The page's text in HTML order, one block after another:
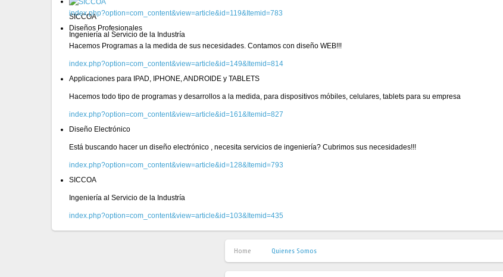
SICCOA
Ingeniería al Servicio de la Industría
index.php?option=com_content&view=article&id=119&Itemid=783
Diseños Profesionales
Hacemos Programas a la medida de sus necesidades. Contamos con diseño WEB!!!
index.php?option=com_content&view=article&id=149&Itemid=814
Applicaciones para IPAD, IPHONE, ANDROIDE y TABLETS
Hacemos todo tipo de programas y desarrollos a la medida, para dispositivos móbiles, celulares, tablets para su empresa
index.php?option=com_content&view=article&id=161&Itemid=827
Diseño Electrónico
Está buscando hacer un diseño electrónico , necesita servicios de ingeniería? Cubrimos sus necesidades!!!
index.php?option=com_content&view=article&id=128&Itemid=793
SICCOA
Ingeniería al Servicio de la Industría
index.php?option=com_content&view=article&id=103&Itemid=435
Home Quienes Somos